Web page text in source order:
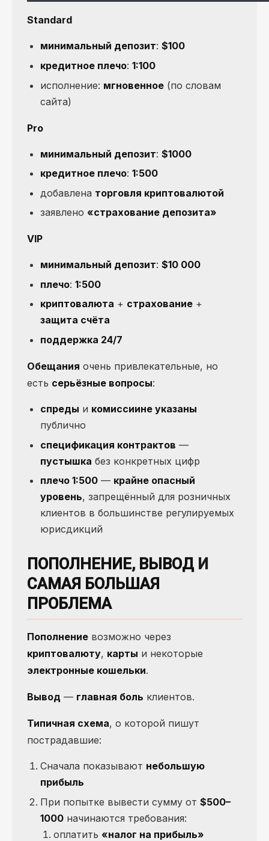
Standard
минимальный депозит: $100
кредитное плечо: 1:100
исполнение: мгновенное (по словам
сайта)
Pro
минимальный депозит: $1000
кредитное плечо: 1:500
добавлена торговля криптовалютой
заявлено «страхование депозита»
VIP
минимальный депозит: $10 000
плечо: 1:500
криптовалюта + страхование +
защита счёта
поддержка 24/7
Обещания очень привлекательные, но
есть серьёзные вопросы:
спреды и комиссиине указаны
публично
спецификация контрактов —
пустышка без конкретных цифр
плечо 1:500 — крайне опасный
уровень, запрещённый для розничных
клиентов в большинстве регулируемых
юрисдикций
ПОПОЛНЕНИЕ, ВЫВОДИ
САМАЯ БОЛЬШАЯ
ПРОБЛЕМА
Пополнение возможно через
криптовалюту, карты и некоторые
электронные кошельки.
Вывод — главная боль клиентов.
Типичная схема, о которой пишут
пострадавшие:
Сначала показывают небольшую
прибыль
При попытке вывести сумму от $500–
1000 начинаются требования:
оплатить «налог на прибыль»